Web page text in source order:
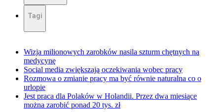
Tagi
Wizja milionowych zarobków nasila szturm chętnych na
medycynę
Social media zwiększają oczekiwania wobec pracy
Rozmowa o zmianie pracy ma być równie naturalna co o
urlopie
Jest praca dla Polaków w Holandii. Przez dwa miesiące
można zarobić ponad 20 tys. zł